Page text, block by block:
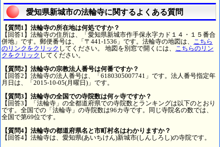
愛知県新城市の法輪寺に関するよくある質問
【質問1】法輪寺の所在地は何処ですか？
【回答1】法輪寺の住所は、「愛知県新城市作手保永字カド１４・１５番合
併地」です。郵便番号は、「〒441-1536」です。法輪寺の地図は、 こちら
のリンクをクリック してください。 地図を別窓で開くには、 こちらのリン
クをクリック してください。
【質問2】法輪寺の宗教法人番号は何番ですか？
【回答2】法輪寺の法人番号は、「6180305007741」です。法人番号指定年
月日は、「2015-10-05(月曜日)」です。
【質問3】法輪寺の全国での寺院数は何ヶ寺ですか？
【回答3】「法輪寺」の全都道府県での寺院数とランキングは以下のとおり
です。全国での「法輪寺」の寺院数は96カ寺です。同じ寺院名の数では、
全国で第69位です。
【質問4】法輪寺の都道府県名と市町村名はわかりますか？
【回答4】法輪寺は、愛知県(あいちけん)新城市(しんしろし)の寺院です。